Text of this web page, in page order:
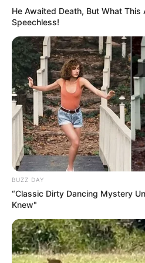
MEILLEURES OFFRES
He Awaited Death, But What This
Speechless!
BUZZ DAY
“Classic Dirty Dancing Mystery
Knew"